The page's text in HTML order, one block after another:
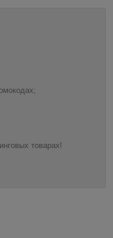
товарах!